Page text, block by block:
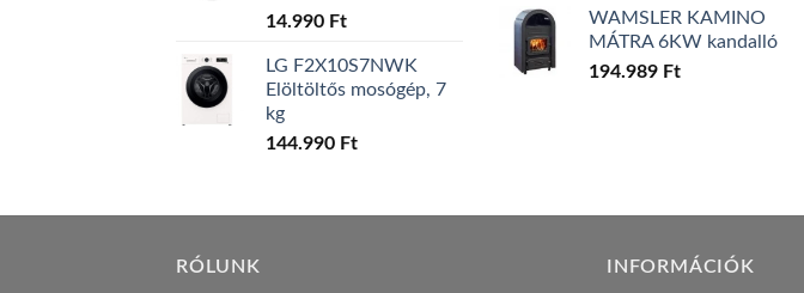
14.990 Ft
LG F2X10S7NWK
Elöltöltős mosógép, 7
kg
144.990 Ft
WAMSLER KAMINO
MÁTRA 6KW kandalló
194.989 Ft
RÓLUNK INFORMÁCIÓK